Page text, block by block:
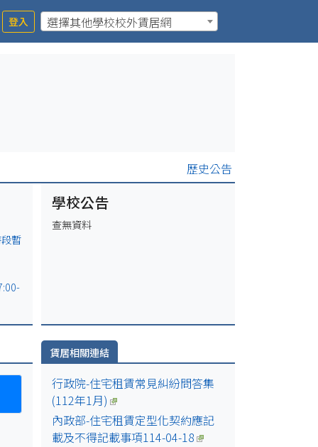
登入 選擇其他學校校外賃居網
歷史公告
暫
學校公告
查無資料
賃居相關連結
行政院-住宅租賃常見糾紛問答集
(112年1月)
內政部-住宅租賃定型化契約應記
載及不得記載事項114-04-18